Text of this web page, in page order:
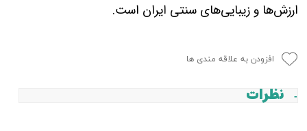
ارزش‌ها و زیبایی‌های سنتی ایران است.
افزودن به علاقه مندی ها
نظرات